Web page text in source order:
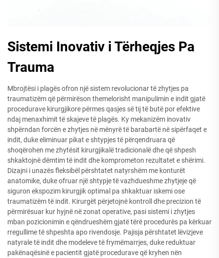
Sistemi Inovativ i Tërheqjes Pa
Trauma
Mbrojtësi i plagës ofron një sistem revolucionar të zhytjes pa
traumatizëm që përmirëson themelorisht manipulimin e indit gjatë
procedurave kirurgjikore përmes qasjes së tij të butë por efektive
ndaj menaxhimit të skajeve të plagës. Ky mekanizëm inovativ
shpërndan forcën e zhytjes në mënyrë të barabartë në sipërfaqet e
indit, duke eliminuar pikat e shtypjes të përqendruara që
shoqërohen me zhytësit kirurgjikalë tradicionalë dhe që shpesh
shkaktojnë dëmtim të indit dhe komprometon rezultatet e shërimi.
Dizajni i unazës fleksibël përshtatet natyrshëm me konturët
anatomike, duke ofruar një shtypje të vazhdueshme zhytjeje që
siguron ekspozim kirurgjik optimal pa shkaktuar iskemi ose
traumatizëm të indit. Kirurgët përjetojnë kontroll dhe precizion të
përmirësuar kur hyjnë në zonat operative, pasi sistemi i zhytjes
mban pozicionimin e qëndrueshëm gjatë tërë procedurës pa kërkuar
rregullime të shpeshta apo rivendosje. Pajisja përshtatet lëvizjeve
natyrale të indit dhe modeleve të frymëmarrjes, duke reduktuar
pakënaqësinë e pacientit gjatë procedurave që kryhen nën